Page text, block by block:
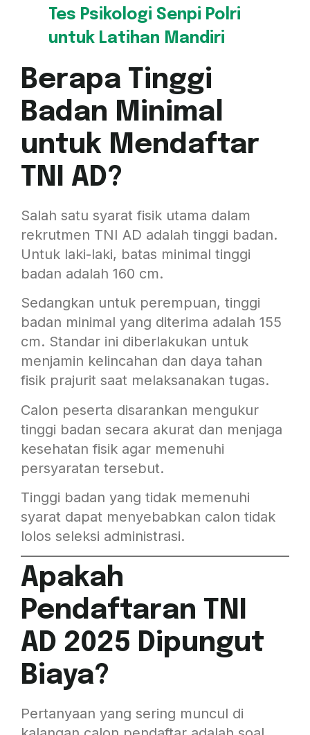
Tes Psikologi Senpi Polri
untuk Latihan Mandiri
Berapa Tinggi
Badan Minimal
untuk Mendaftar
TNI AD?
Salah satu syarat fisik utama dalam
rekrutmen TNI AD adalah tinggi badan.
Untuk laki-laki, batas minimal tinggi
badan adalah 160 cm.
Sedangkan untuk perempuan, tinggi
badan minimal yang diterima adalah 155
cm. Standar ini diberlakukan untuk
menjamin kelincahan dan daya tahan
fisik prajurit saat melaksanakan tugas.
Calon peserta disarankan mengukur
tinggi badan secara akurat dan menjaga
kesehatan fisik agar memenuhi
persyaratan tersebut.
Tinggi badan yang tidak memenuhi
syarat dapat menyebabkan calon tidak
lolos seleksi administrasi.
Apakah
Pendaftaran TNI
AD 2025 Dipungut
Biaya?
Pertanyaan yang sering muncul di